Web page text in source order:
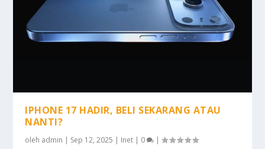
IPHONE 17 HADIR, BELI SEKARANG ATAU
NANTI?
oleh admin | Sep 12, 2025 | Inet | 0 |